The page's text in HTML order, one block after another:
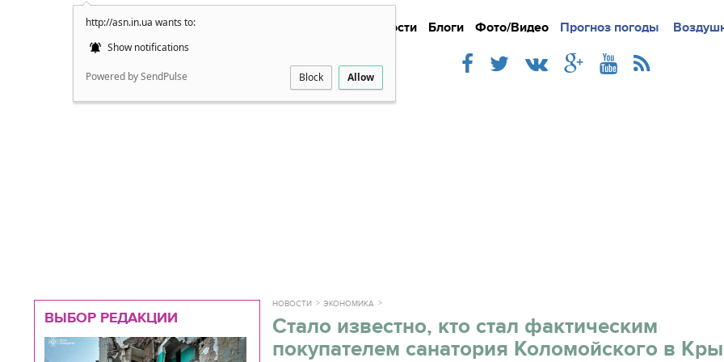
http://asn.in.ua wants to:
Show notifications
Powered by SendPulse Block Allow
Новости Блоги Фото/Видео Прогноз погоды
Подробно Новости
ВЫБОР РЕДАКЦИИ
НОВОСТИ ЭКОНОМИКА
Стало известно, кто стал фактическим
покупателем санатория Коломойского в